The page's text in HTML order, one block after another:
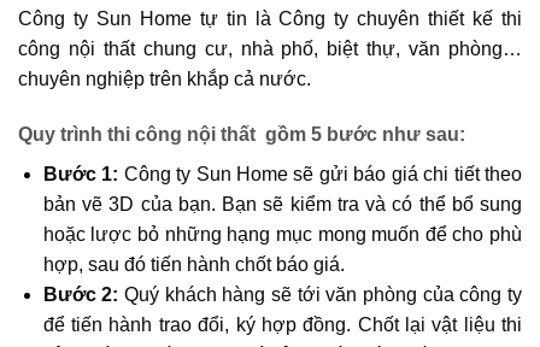
Công ty Sun Home tự tin làCông ty chuyên thiết kế thi
công nội thấtchung cư, nhà phố, biệt thự, văn phòng…
chuyên nghiệp trên khắp cả nước.
Quy trình thi công nội thất gồm 5 bước như sau:
Bước 1: Công ty Sun Home sẽ gửi báo giá chi tiết theo
bản vẽ 3D của bạn. Bạn sẽ kiểm tra và có thể bổ sung
hoặc lược bỏ những hạng mục mong muốn để cho phù
hợp, sau đó tiến hành chốt báo giá.
Bước 2: Quý khách hàng sẽ tới văn phòng của công ty
để tiến hành trao đổi, ký hợp đồng. Chốt lại vật liệu thi